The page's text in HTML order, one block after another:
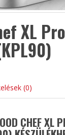
XL
(0)
CHEF XL